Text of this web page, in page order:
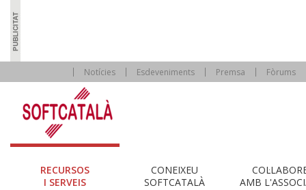
Notícies Esdeveniments Premsa Fòrums
RECURSOS
I SERVEIS
CONEIXEU
SOFTCATALÀ
AMB